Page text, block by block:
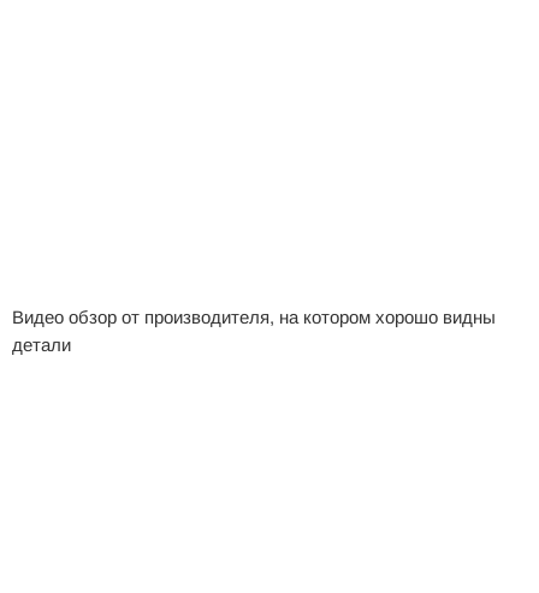
Видео обзор от производителя, на котором хорошо видны
детали